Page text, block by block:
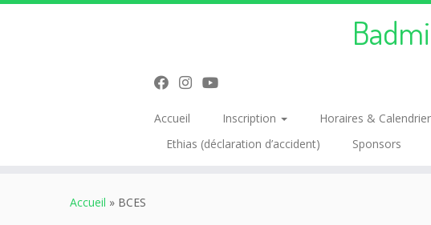
Accueil Inscription Horaires & Calendrier
Ethias (déclaration d’accident)
Sponsors
Accueil » BCES